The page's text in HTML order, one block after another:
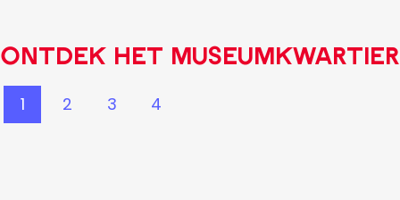
Ontdek het Museumkwartier
1 2 3 4